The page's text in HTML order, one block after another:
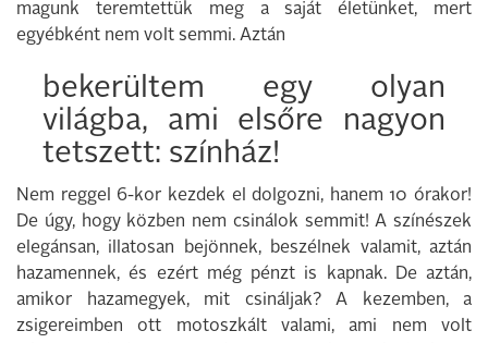
magunk teremtettük meg a saját életünket, mert
egyébként nem volt semmi. Aztán
bekerültem egy olyan
világba, ami elsőre nagyon
tetszett: színház!
Nem reggel 6-kor kezdek el dolgozni, hanem 10 órakor!
De úgy, hogy közben nem csinálok semmit! A színészek
elegánsan, illatosan bejönnek, beszélnek valamit, aztán
hazamennek, és ezért még pénzt is kapnak. De aztán,
amikor hazamegyek, mit csináljak? A kezemben, a
zsigereimben ott motoszkált valami, ami nem volt